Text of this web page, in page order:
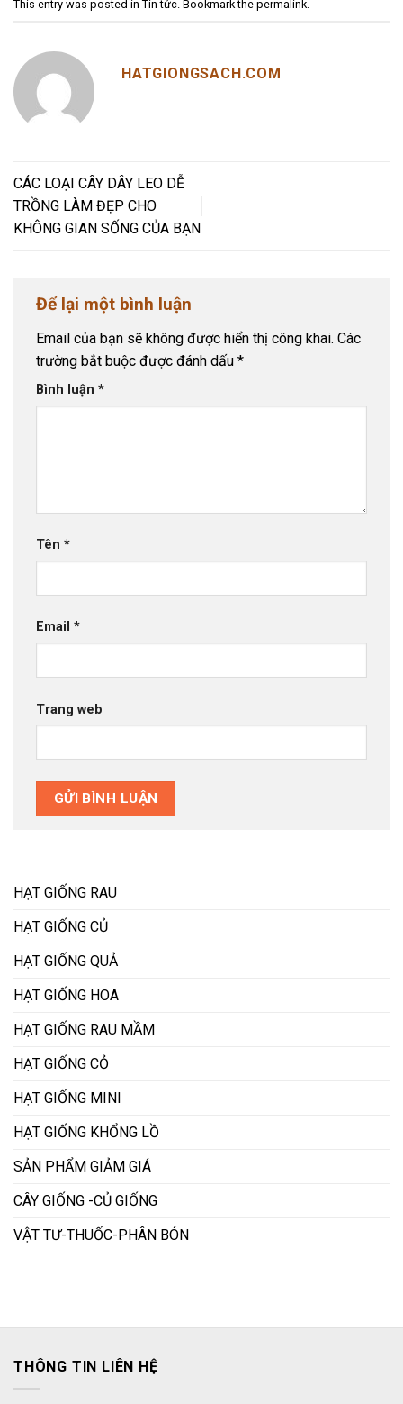
This entry was posted in Tin tức. Bookmark the permalink.
HATGIONGSACH.COM
CÁC LOẠI CÂY DÂY LEO DỄ
TRỒNG LÀM ĐẸP CHO
KHÔNG GIAN SỐNG CỦA BẠN
Để lại một bình luận
Email của bạn sẽ không được hiển thị công khai. Các
trường bắt buộc được đánh dấu *
Bình luận *
Tên *
Email *
Trang web
HẠT GIỐNG RAU
HẠT GIỐNG CỦ
HẠT GIỐNG QUẢ
HẠT GIỐNG HOA
HẠT GIỐNG RAU MẦM
HẠT GIỐNG CỎ
HẠT GIỐNG MINI
HẠT GIỐNG KHỔNG LỒ
SẢN PHẨM GIẢM GIÁ
CÂY GIỐNG -CỦ GIỐNG
VẬT TƯ-THUỐC-PHÂN BÓN
THÔNG TIN LIÊN HỆ